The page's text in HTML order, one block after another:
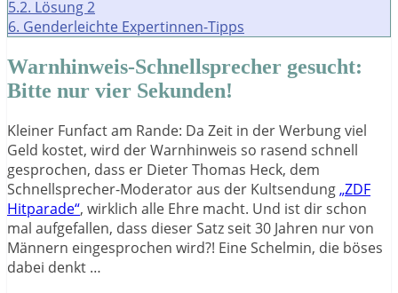
5.2. Lösung 2
6. Genderleichte Expertinnen-Tipps
Warnhinweis-Schnellsprecher gesucht:
Bitte nur vier Sekunden!
Kleiner Funfact am Rande: Da Zeit in der Werbung viel
Geld kostet, wird der Warnhinweis so rasend schnell
gesprochen, dass er Dieter Thomas Heck, dem
Schnellsprecher-Moderator aus der Kultsendung„ZDF
Hitparade“, wirklich alle Ehre macht. Und ist dir schon
mal aufgefallen, dass dieser Satz seit 30 Jahren nur von
Männern eingesprochen wird?! Eine Schelmin, die böses
dabei denkt …